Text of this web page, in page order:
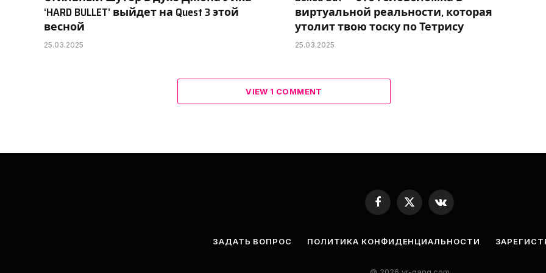
‘HARD BULLET’ выйдет на Quest 3 этой
весной
25.03.2025
виртуальной реальности, которая
утолит твою тоску по Тетрису
25.03.2025
VIEW 1 COMMENT
Facebook
X
VKontakte
ЗАДАТЬ ВОПРОС ПОЛИТИКА КОНФИДЕНЦИАЛЬНОСТИ